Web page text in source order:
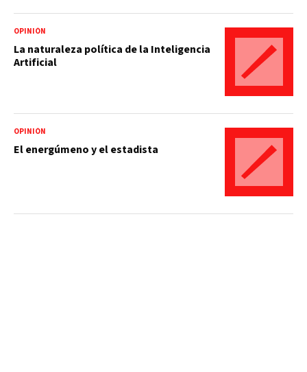
OPINIÓN
La naturaleza política de la Inteligencia
Artificial
OPINIÓN
El energúmeno y el estadista